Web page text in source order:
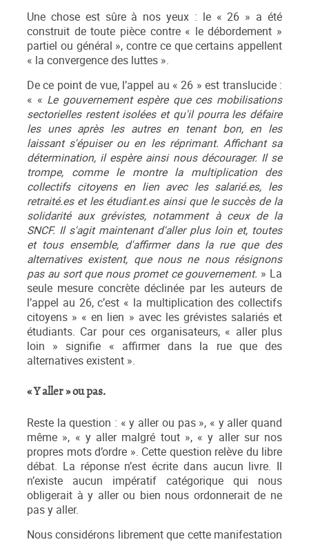
Une chose est sûre à nos yeux : le « 26 » a été
construit de toute pièce contre « le débordement »
partiel ou général », contre ce que certains appellent
« la convergence des luttes ».
De ce point de vue, l’appel au « 26 » est translucide :
« « Le gouvernement espère que ces mobilisations
sectorielles restent isolées et qu'il pourra les défaire
les unes après les autres en tenant bon, en les
laissant s'épuiser ou en les réprimant. Affichant sa
détermination, il espère ainsi nous décourager. Il se
trompe, comme le montre la multiplication des
collectifs citoyens en lien avec les salarié.es, les
retraité.es et les étudiant.es ainsi que le succès de la
solidarité aux grévistes, notamment à ceux de la
SNCF. Il s'agit maintenant d'aller plus loin et, toutes
et tous ensemble, d'affirmer dans la rue que des
alternatives existent, que nous ne nous résignons
pas au sort que nous promet ce gouvernement. » La
seule mesure concrète déclinée par les auteurs de
l’appel au 26, c’est « la multiplication des collectifs
citoyens » « en lien » avec les grévistes salariés et
étudiants. Car pour ces organisateurs, « aller plus
loin » signifie « affirmer dans la rue que des
alternatives existent ».
« Y aller » ou pas.
Reste la question : « y aller ou pas », « y aller quand
même », « y aller malgré tout », « y aller sur nos
propres mots d’ordre ». Cette question relève du libre
débat. La réponse n’est écrite dans aucun livre. Il
n’existe aucun impératif catégorique qui nous
obligerait à y aller ou bien nous ordonnerait de ne
pas y aller.
Nous considérons librement que cette manifestation